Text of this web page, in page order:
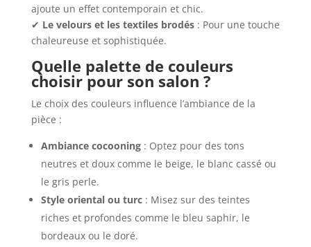
ajoute un effet contemporain et chic.
✔ Le velours et les textiles brodés: Pour une touche
chaleureuse et sophistiquée.
Quelle palette de couleurs
choisir pour son salon ?
Le choix des couleurs influence l’ambiance de la
pièce :
Ambiance cocooning: Optez pour des tons
neutres et doux comme le beige, le blanc cassé ou
le gris perle.
Style oriental ou turc: Misez sur des teintes
riches et profondes comme le bleu saphir, le
bordeaux ou le doré.